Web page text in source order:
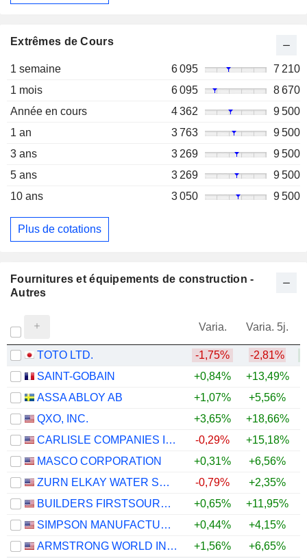
Extrêmes de Cours
1 semaine 6 095
7 210
1 mois
6 095
8 670
Année en cours
4 362
9 500
1 an
3 763
9 500
3 ans
3 269
9 500
5 ans
3 269
9 500
10 ans
3 050 9 500
Plus de cotations
Fournitures et équipements de construction -
Autres
Varia. Varia. 5j.
TOTO LTD. -1,75% -2,81%
SAINT-GOBAIN
+0,84% +13,49%
ASSA ABLOY AB
+1,07% +5,56%
QXO, INC.
+3,65% +18,66%
CARLISLE COMPANIES INCORPORATED
-0,29% +15,18%
MASCO CORPORATION
+0,31% +6,56%
ZURN ELKAY WATER SOLUTIONS CORPORATION
-0,79% +2,35%
BUILDERS FIRSTSOURCE, INC.
+0,65% +11,95%
SIMPSON MANUFACTURING CO., INC.
+0,44% +4,15%
ARMSTRONG WORLD INDUSTRIES, INC.
+1,56% +6,65%